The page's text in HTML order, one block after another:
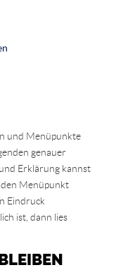
und Menüpunkte
genauer
Erklärung kannst
Menüpunkt
Eindruck
ist, dann lies